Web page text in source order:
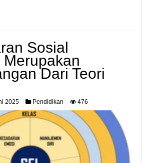
Sosial
Dari Teori
2025 Pendidikan 476